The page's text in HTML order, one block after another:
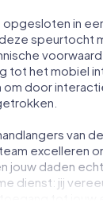
opgesloten in
speurtocht
tot het mobiel
om door
van
excelleren
jouw daden
dienst: jij
tot jouw